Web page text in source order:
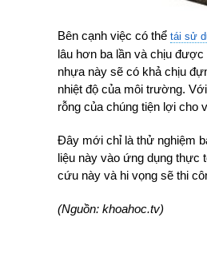
Bên cạnh việc có thể tái sử
lâu hơn ba lần và chịu
nhựa này sẽ có khả chịu
nhiệt độ của môi trường.
rỗng của chúng tiện lợi cho
Đây mới chỉ là thử nghiệm
liệu này vào ứng dụng thực
cứu này và hi vọng sẽ thi
(Nguồn: khoahoc.tv)